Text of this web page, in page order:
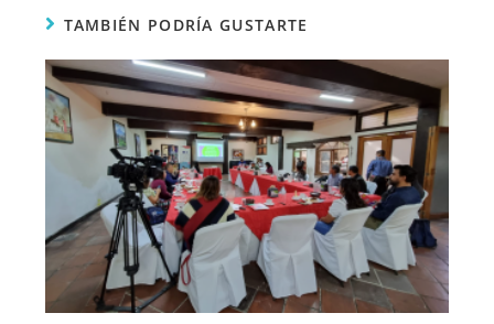
TAMBIÉN PODRÍA GUSTARTE